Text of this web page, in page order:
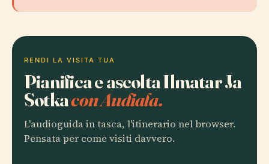
RENDI LA VISITA TUA
Pianifica e ascolta Ilmatar Ja
Sotkacon Audiala.
L'audioguida in tasca, l'itinerario nel browser.
Pensata per come visiti davvero.